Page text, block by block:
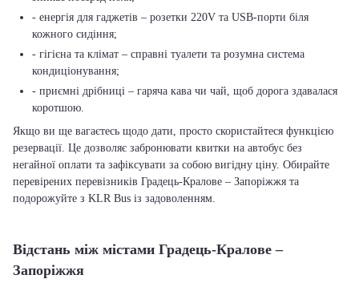
- енергія для гаджетів – розетки 220V та USB-порти біля
кожного сидіння;
- гігієна та клімат – справні туалети та розумна система
кондиціонування;
- приємні дрібниці – гаряча кава чи чай, щоб дорога здавалася
коротшою.
Якщо ви ще вагаєтесь щодо дати, просто скористайтеся функцією
резервації. Це дозволяє забронювати квитки на автобус без
негайної оплати та зафіксувати за собою вигідну ціну. Обирайте
перевірених перевізників Градець-Кралове – Запоріжжя та
подорожуйте з KLR Bus із задоволенням.
Відстань між містами Градець-Кралове –
Запоріжжя